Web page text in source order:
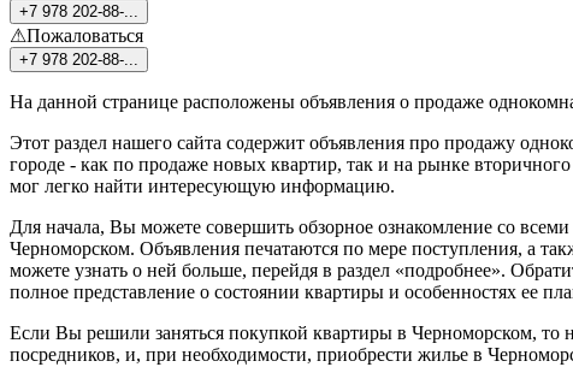
+7 978 202-88-...
⚠Пожаловаться
+7 978 202-88-...
На данной странице расположены объявления о продаже
Этот раздел нашего сайта содержит объявления про продажу
городе - как по продаже новых квартир, так и на рынке
мог легко найти интересующую информацию.
Для начала, Вы можете совершить обзорное ознакомление со
Черноморском. Объявления печатаются по мере поступления, а
можете узнать о ней больше, перейдя в раздел «подробнее».
полное представление о состоянии квартиры и особенностях
Если Вы решили заняться покупкой квартиры в Черноморском, то
посредников, и, при необходимости, приобрести жилье в